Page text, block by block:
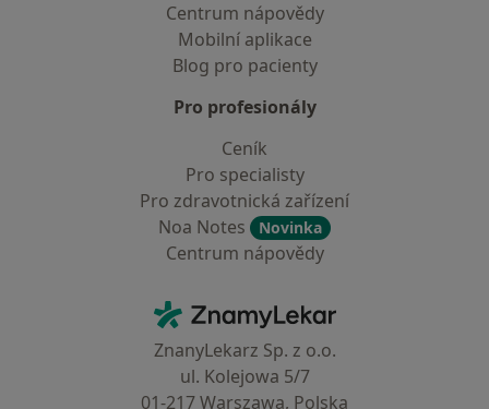
Centrum nápovědy
Mobilní aplikace
Blog pro pacienty
Pro profesionály
Ceník
Pro specialisty
Pro zdravotnická zařízení
Noa Notes
Novinka
Centrum nápovědy
ZnamyLekar - Hlavní stránka
ZnanyLekarz Sp. z o.o.
ul. Kolejowa 5/7
01-217 Warszawa, Polska